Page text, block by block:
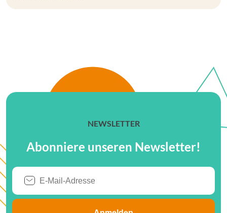
NEWSLETTER
Abonniere unseren Newsletter!